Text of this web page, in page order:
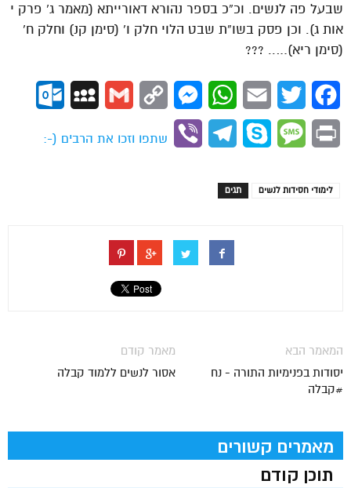
שבעל פה לנשים. וכ”כ בספר נהורא דאורייתא (מאמר ג’ פרק י
אות ג). וכן פסק בשו”ת שבט הלוי חלק ו’ (סימן קנ) וחלק ח’
(סימן ריא)….. ???
Facebook
Twitter
Email
WhatsApp
Messenger
Copy
Gmail
MySpace
Print
Message
Skype
Telegram
Viber
שתפו וזכו את הרבים (-:
תגים לימודי חסידות לנשים
מאמר קודם
אסור לנשים ללמוד קבלה
המאמר הבא
יסודות בפנימיות התורה - נח
#קבלה
מאמרים קשורים
תוכן קודם